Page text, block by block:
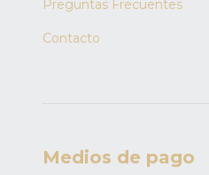
Preguntas Frecuentes
Contacto
Medios de pago